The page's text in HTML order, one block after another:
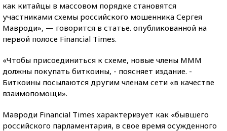
как китайцы в массовом порядке становятся
участниками схемы российского мошенника Сергея
Мавроди», — говорится в статье. опубликованной на
первой полосе Financial Times.
«Чтобы присоединиться к схеме, новые члены МММ
должны покупать биткоины, - поясняет издание. -
Биткоины посылаются другим членам сети «в качестве
взаимопомощи».
Мавроди Financial Times характеризует как «бывшего
российского парламентария, в свое время осужденного